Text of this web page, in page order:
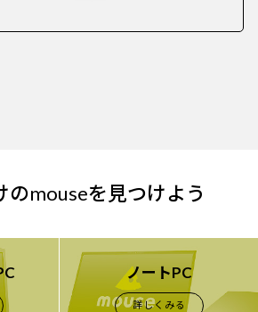
のmouseを見つけよう
ノートPC
詳しくみる